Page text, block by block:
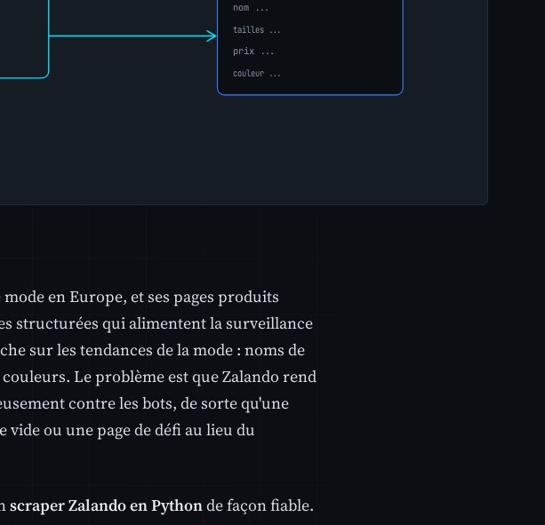
en Europe, et ses pages produits
structurées qui alimentent la surveillance
sur les tendances de la mode : noms de
Le problème est que Zalando rend
contre les bots, de sorte qu'une
ou une page de défi au lieu du
scraper Zalando en Pythonde façon fiable.